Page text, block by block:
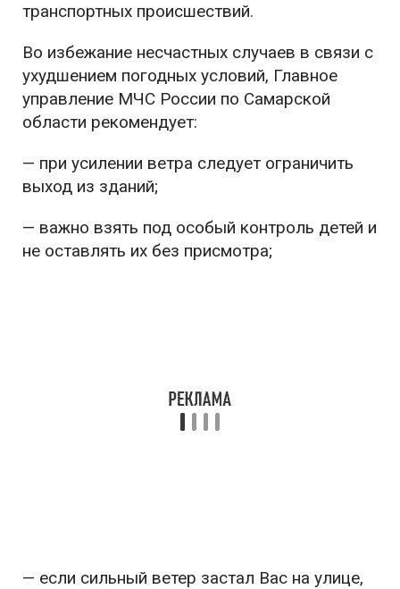
транспортных происшествий.
Во избежание несчастных случаев в связи с
ухудшением погодных условий, Главное
управление МЧС России по Самарской
области рекомендует:
— при усилении ветра следует ограничить
выход из зданий;
— важно взять под особый контроль детей и
не оставлять их без присмотра;
— если сильный ветер застал Вас на улице,